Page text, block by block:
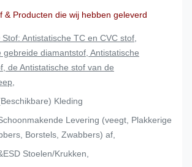
& Producten die wij hebben geleverd
Antistatische TC en CVC stof,
gebreide diamantstof, Antistatische
de Antistatische stof van de
Kleding
Levering (veegt, Plakkerige
Borstels, Zwabbers) af,
Stoelen/Krukken,